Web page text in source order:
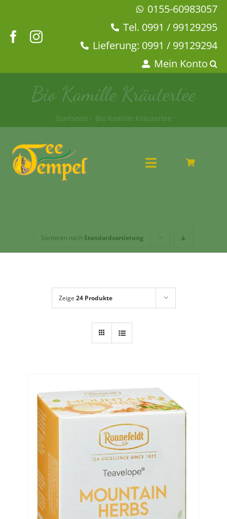
springen
0155-60983057
Tel. 0991 / 99129295
Lieferung: 0991 / 99129294
Mein Konto
Toggle
Geschirr
Bio Kamille Kräutertee
Startseite Bio Kamille Kräutertee
Sortieren nach Standardsortierung
Zeige 24 Produkte